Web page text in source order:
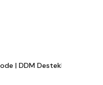
| DDM Destekli LC Modül